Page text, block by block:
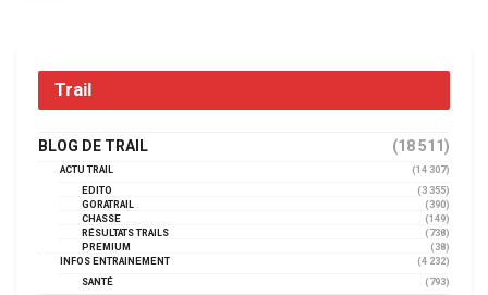
Trail
BLOG DE TRAIL (18 511)
ACTU TRAIL
(14 307)
EDITO
(3 355)
GORATRAIL
(390)
CHASSE
(149)
RÉSULTATS TRAILS
(738)
PREMIUM
(38)
INFOS ENTRAINEMENT
(4 232)
SANTÉ
(793)